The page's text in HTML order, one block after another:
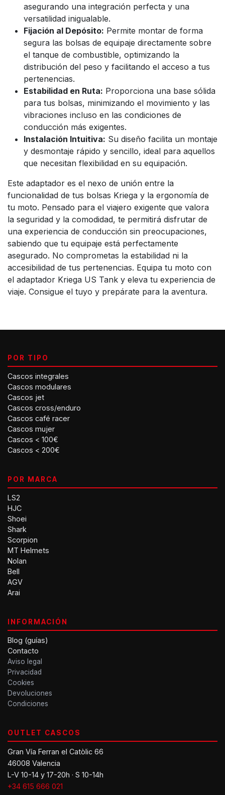
asegurando una integración perfecta y una
versatilidad inigualable.
Fijación al Depósito: Permite montar de forma
segura las bolsas de equipaje directamente sobre
el tanque de combustible, optimizando la
distribución del peso y facilitando el acceso a tus
pertenencias.
Estabilidad en Ruta: Proporciona una base sólida
para tus bolsas, minimizando el movimiento y las
vibraciones incluso en las condiciones de
conducción más exigentes.
Instalación Intuitiva: Su diseño facilita un montaje
y desmontaje rápido y sencillo, ideal para aquellos
que necesitan flexibilidad en su equipación.
Este adaptador es el nexo de unión entre la
funcionalidad de tus bolsas Kriega y la ergonomía de
tu moto. Pensado para el viajero exigente que valora
la seguridad y la comodidad, te permitirá disfrutar de
una experiencia de conducción sin preocupaciones,
sabiendo que tu equipaje está perfectamente
asegurado. No comprometas la estabilidad ni la
accesibilidad de tus pertenencias. Equipa tu moto con
el adaptador Kriega US Tank y eleva tu experiencia de
viaje. Consigue el tuyo y prepárate para la aventura.
POR TIPO
Cascos integrales
Cascos modulares
Cascos jet
Cascos cross/enduro
Cascos café racer
Cascos mujer
Cascos < 100€
Cascos < 200€
POR MARCA
LS2
HJC
Shoei
Shark
Scorpion
MT Helmets
Nolan
Bell
AGV
Arai
INFORMACIÓN
Blog (guías)
Contacto
Aviso legal
Privacidad
Cookies
Devoluciones
Condiciones
OUTLET CASCOS
Gran Vía Ferran el Catòlic 66
46008 Valencia
L-V 10-14 y 17-20h · S 10-14h
+34 615 666 021